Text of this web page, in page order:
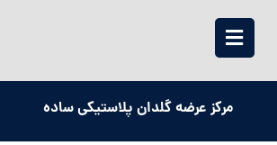
مرکز عرضه گلدان پلاستیکی ساده